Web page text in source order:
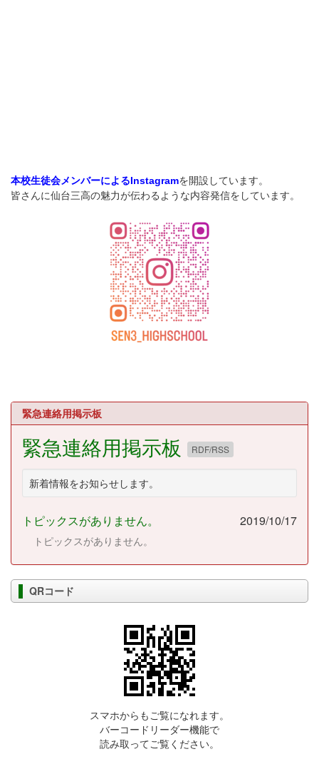
本校生徒会メンバーによるInstagramを開設しています。
皆さんに仙台三高の魅力が伝わるような内容発信をしています。
緊急連絡用掲示板
緊急連絡用掲示板 RDF/RSS
新着情報をお知らせします。
トピックスがありません。 2019/10/17
トピックスがありません。
QRコード
スマホからもご覧になれます。
バーコードリーダー機能で
読み取ってご覧ください。